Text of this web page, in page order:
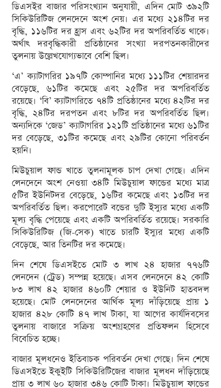
ডিএসইর বাজার পরিসংখ্যান অনুযায়ী, এদিন মোট ৩৯২টি
সিকিউরিটিজ লেনদেনে অংশ নেয়। এর মধ্যে ২১৪টির দর
বৃদ্ধি, ১১৬টির দর হ্রাস এবং ৬২টির দর অপরিবর্তিত থাকে।
অর্থাৎ দরবৃদ্ধিকারী প্রতিষ্ঠানের সংখ্যা দরপতনকারীদের
তুলনায় উল্লেখযোগ্যভাবে বেশি ছিল।
‘এ’ ক্যাটাগরির ১৯৭টি কোম্পানির মধ্যে ১১১টির শেয়ারদর
বেড়েছে, ৬১টির কমেছে এবং ২৫টির দর অপরিবর্তিত
রয়েছে। ‘বি’ ক্যাটাগরিতে ৭৪টি প্রতিষ্ঠানের মধ্যে ৪২টির দর
বৃদ্ধি, ২৪টির দরপতন এবং ৮টির দর অপরিবর্তিত ছিল।
অন্যদিকে ‘জেড’ ক্যাটাগরির ১২১টি প্রতিষ্ঠানের মধ্যে ৬১টির
দর বেড়েছে, ৩১টির কমেছে এবং ২৯টির কোনো পরিবর্তন
হয়নি।
মিউচুয়াল ফান্ড খাতে তুলনামূলক চাপ দেখা গেছে। এদিন
লেনদেনে অংশ নেওয়া ৩৪টি মিউচুয়াল ফান্ডের মধ্যে মাত্র
৫টির ইউনিটদর বেড়েছে, ১৬টির কমেছে এবং ১৩টির দর
অপরিবর্তিত ছিল। করপোরেট বন্ডের দুটি ইস্যুর মধ্যে একটি
মূল্য বৃদ্ধি পেয়েছে এবং একটি অপরিবর্তিত রয়েছে। সরকারি
সিকিউরিটিজ (জি-সেক) খাতে চারটি ইস্যুর মধ্যে একটি
বেড়েছে, আর তিনটির দর কমেছে।
দিন শেষে ডিএসইতে মোট ৩ লাখ ২৪ হাজার ৭৭৬টি
লেনদেন (ট্রেড) সম্পন্ন হয়েছে। এসব লেনদেনে ৪২ কোটি
৮৩ লাখ ৪২ হাজার ৪৬০টি শেয়ার ও ইউনিট হাতবদল
হয়েছে। মোট লেনদেনের আর্থিক মূল্য দাঁড়িয়েছে প্রায় ১
হাজার ৪২৮ কোটি ৪৭ লাখ টাকা, যা আগের কার্যদিবসের
তুলনায় বাজারে সক্রিয় অংশগ্রহণের প্রতিফলন হিসেবে
বিবেচিত হচ্ছে।
বাজার মূলধনেও ইতিবাচক পরিবর্তন দেখা গেছে। দিন শেষে
ডিএসইতে ইকুইটি সিকিউরিটিজের বাজার মূলধন দাঁড়িয়েছে
প্রায় ৩ লাখ ৬০ হাজার ৩৪৬ কোটি টাকা। মিউচুয়াল ফান্ডের